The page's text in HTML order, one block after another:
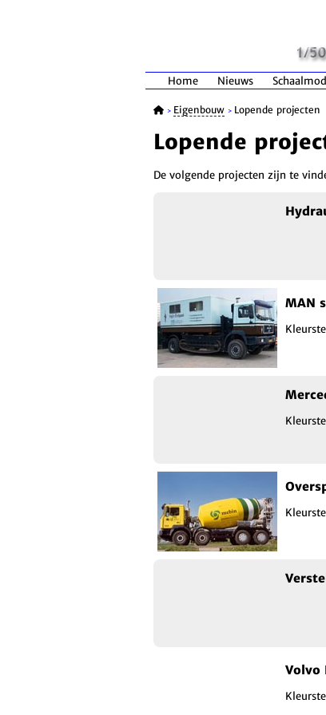
Home Nieuws
> Eigenbouw > Lopende projecten
Lopende
De volgende projecten zijn te
MAN
Volvo